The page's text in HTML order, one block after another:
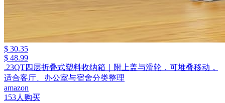
$ 30.35
$ 48.99
.23QT四层折叠式塑料收纳箱｜附上盖与滑轮，可堆叠移动，
适合客厅、办公室与宿舍分类整理
amazon
153人购买